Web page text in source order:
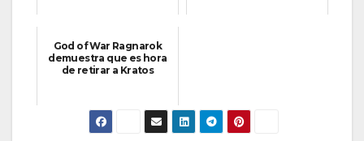
God of War Ragnarok
demuestra que es hora
de retirar a Kratos